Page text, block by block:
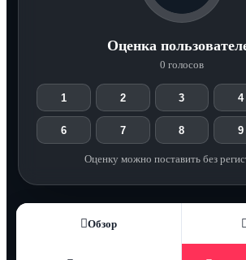
Оценка
0 голосов
1 2 3 4
6 7 8 9
Оценку можно поставить без
Обзор